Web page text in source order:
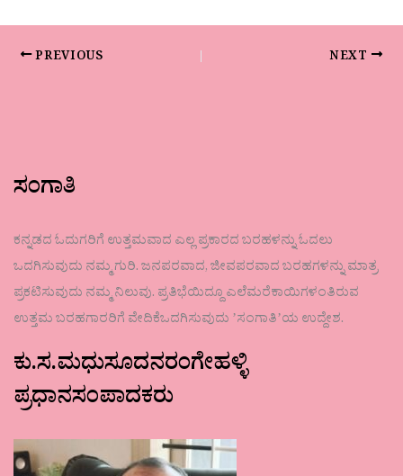
PREVIOUS NEXT
ಸಂಗಾತಿ
ಕನ್ನಡದ ಓದುಗರಿಗೆ ಉತ್ತಮವಾದ ಎಲ್ಲ ಪ್ರಕಾರದ ಬರಹಳನ್ನು ಓದಲು
ಒದಗಿಸುವುದು ನಮ್ಮ ಗುರಿ. ಜನಪರವಾದ, ಜೀವಪರವಾದ ಬರಹಗಳನ್ನು ಮಾತ್ರ
ಪ್ರಕಟಿಸುವುದು ನಮ್ಮ ನಿಲುವು. ಪ್ರತಿಭೆಯಿದ್ದೂ ಎಲೆಮರೆಕಾಯಿಗಳಂತಿರುವ
ಉತ್ತಮ ಬರಹಗಾರರಿಗೆ ವೇದಿಕೆಒದಗಿಸುವುದು ʼಸಂಗಾತಿʼಯ ಉದ್ದೇಶ.
ಕು.ಸ.ಮಧುಸೂದನರಂಗೇಹಳ್ಳಿ
ಪ್ರಧಾನಸಂಪಾದಕರು